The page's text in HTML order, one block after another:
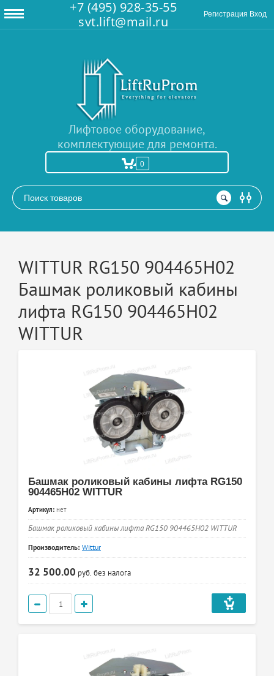
+7 (495) 928-35-55
svt.lift@mail.ru
Регистрация Вход
Лифтовое оборудование,
комплектующие для ремонта.
0
WITTUR RG150 904465H02
Башмак роликовый кабины
лифта RG150 904465H02
WITTUR
Башмак роликовый кабины лифта RG150
904465H02 WITTUR
Артикул: нет
Башмак роликовый кабины лифта RG150 904465H02 WITTUR
Производитель: Wittur
32 500.00 руб. без налога